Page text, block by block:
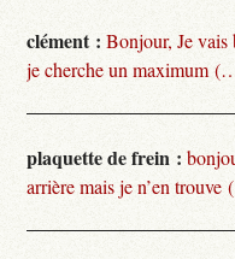
clément : Bonjour, Je vais
je cherche un maximum
plaquette de frein :
arrière mais je n’en